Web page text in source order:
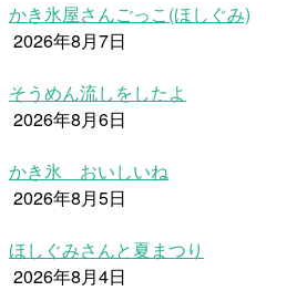
かき氷屋さんごっこ(ほしぐみ)
2026年8月7日
そうめん流しをしたよ
2026年8月6日
かき氷 おいしいね
2026年8月5日
ほしぐみさんと夏まつり
2026年8月4日